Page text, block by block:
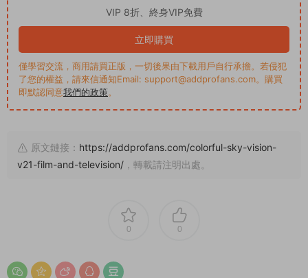
VIP 8折、終身VIP免費
立即購買
僅學習交流，商用請買正版，一切後果由下載用戶自行承擔。若侵犯
了您的權益，請來信通知Email: support@addprofans.com。購買
即默認同意我們的政策。
原文鏈接： https://addprofans.com/colorful-sky-vision-
v21-film-and-television/ ，轉載請注明出處。
0 0